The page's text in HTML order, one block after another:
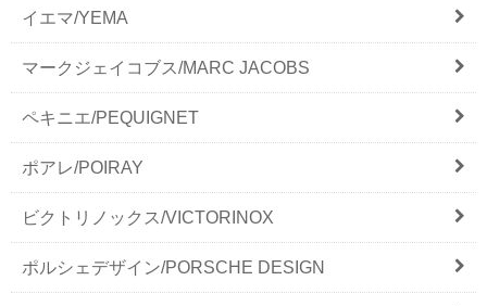
イエマ/YEMA
マークジェイコブス/MARC JACOBS
ペキニエ/PEQUIGNET
ポアレ/POIRAY
ビクトリノックス/VICTORINOX
ポルシェデザイン/PORSCHE DESIGN